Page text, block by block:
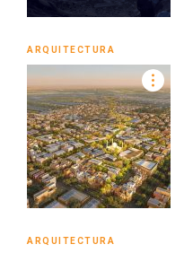
ARQUITECTURA
ARQUITECTURA